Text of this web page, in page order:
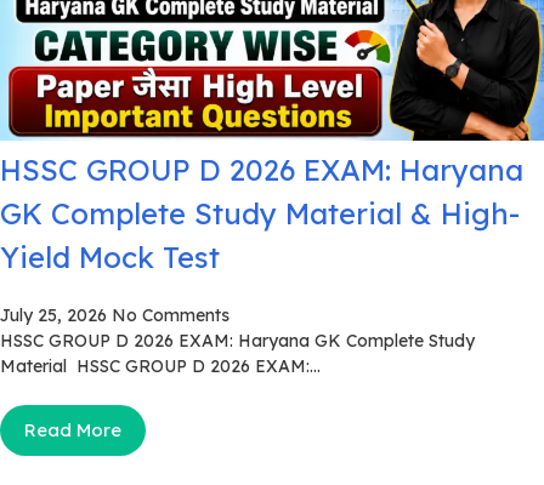
HSSC GROUP D 2026 EXAM: Haryana
GK Complete Study Material & High-
Yield Mock Test
July 25, 2026 No Comments
HSSC GROUP D 2026 EXAM: Haryana GK Complete Study
Material HSSC GROUP D 2026 EXAM:...
Read More